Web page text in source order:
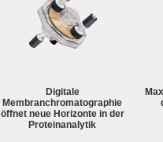
Digitale
Membranchromatographie
öffnet neue Horizonte in der
Proteinanalytik